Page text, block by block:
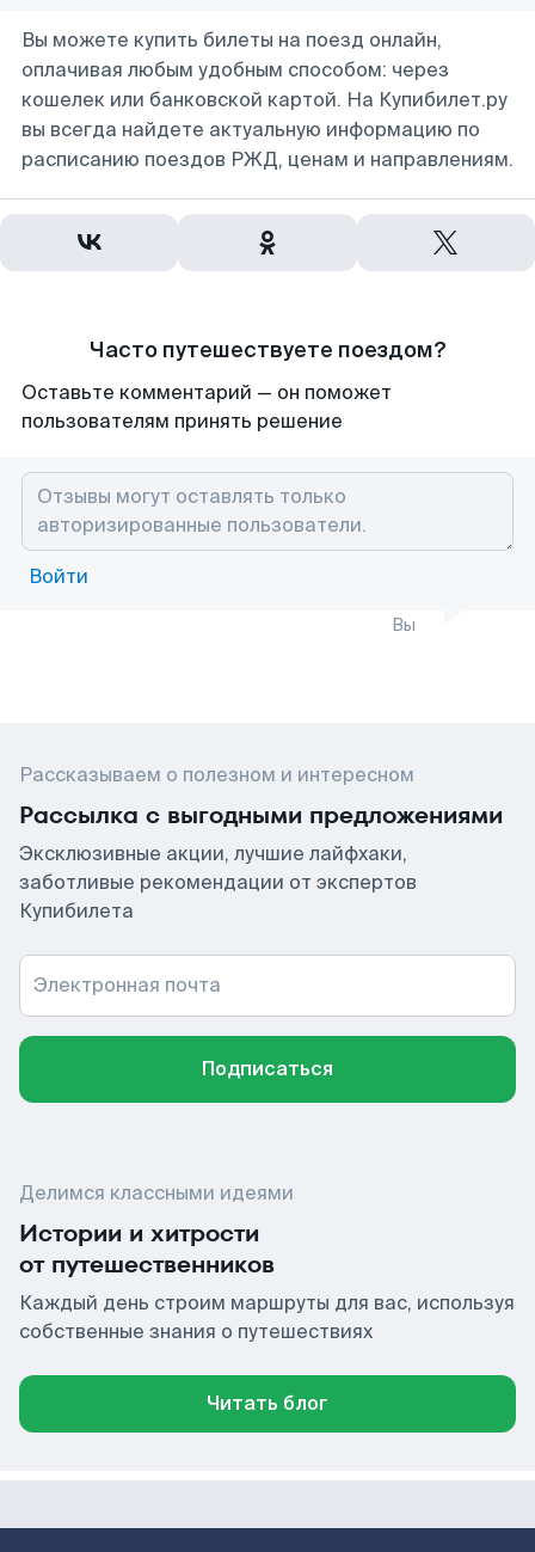
Вы можете купить билеты на поезд онлайн,
оплачивая любым удобным способом: через
кошелек или банковской картой. На Купибилет.ру
вы всегда найдете актуальную информацию по
расписанию поездов РЖД, ценам и направлениям.
Часто путешествуете поездом?
Оставьте комментарий — он поможет
пользователям принять решение
Войти
Вы
Рассказываем о полезном и интересном
Рассылка с выгодными предложениями
Эксклюзивные акции, лучшие лайфхаки,
заботливые рекомендации от экспертов
Купибилета
Электронная почта
Подписаться
Делимся классными идеями
Истории и хитрости
от путешественников
Каждый день строим маршруты для вас, используя
собственные знания о путешествиях
Читать блог